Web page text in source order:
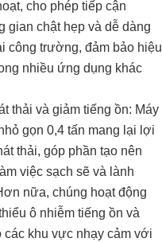
cho phép tiếp cận
gian chật hẹp và dễ dàng
công trường, đảm bảo hiệu
nhiều ứng dụng khác
thải và giảm tiếng ồn: Máy
gọn 0,4 tấn mang lại lợi
thải, góp phần tạo nên
việc sạch sẽ và lành
nữa, chúng hoạt động
ô nhiễm tiếng ồn và
các khu vực nhạy cảm với